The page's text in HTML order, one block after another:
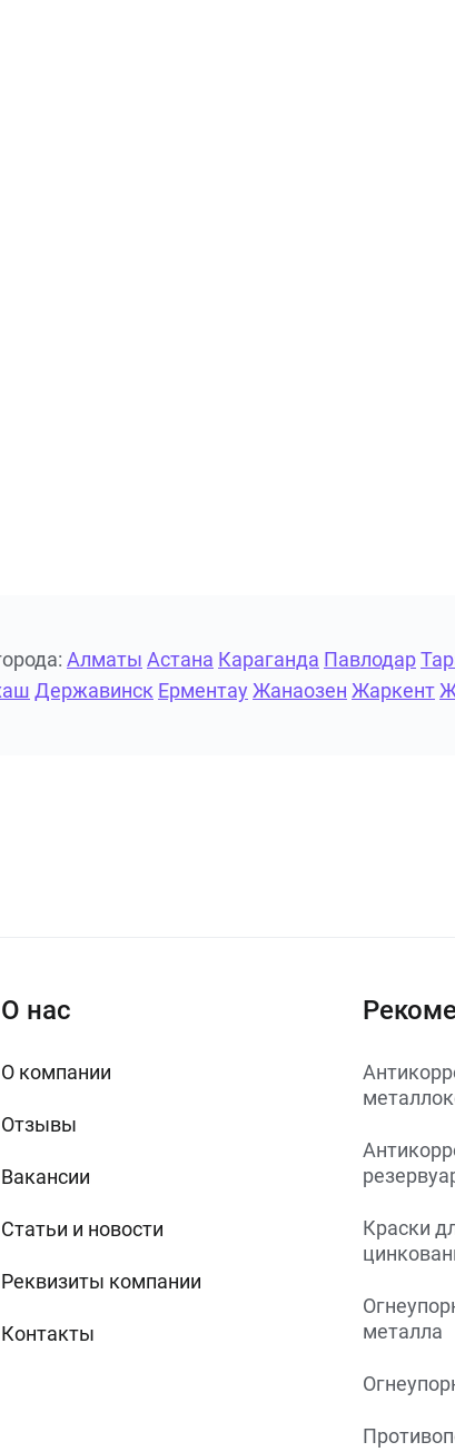
Алматы Астана Караганда Павлодар
Державинск Ерментау Жанаозен Жаркент
О нас
О компании
Отзывы
Вакансии
Статьи и новости
Реквизиты компании
Контакты
Краски
металла